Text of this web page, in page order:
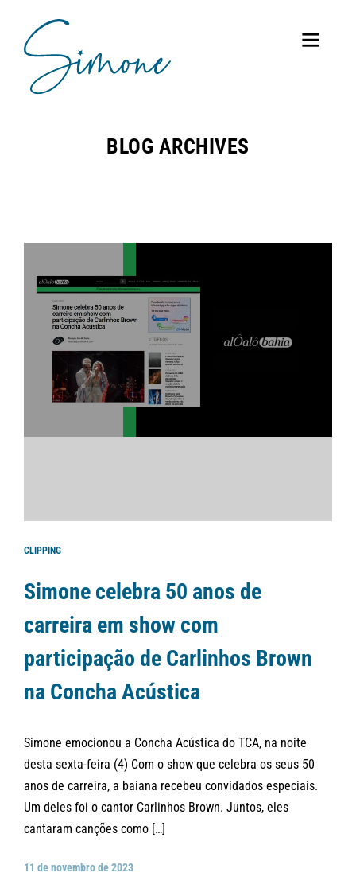
BLOG ARCHIVES
CLIPPING
Simone celebra 50 anos de
carreira em show com
participação de Carlinhos Brown
na Concha Acústica
Simone emocionou a Concha Acústica do TCA, na noite
desta sexta-feira (4) Com o show que celebra os seus 50
anos de carreira, a baiana recebeu convidados especiais.
Um deles foi o cantor Carlinhos Brown. Juntos, eles
cantaram canções como […]
11 de novembro de 2023